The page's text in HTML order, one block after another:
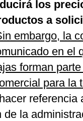
los
a
embargo, la
en el
forman
para la
referencia
de la